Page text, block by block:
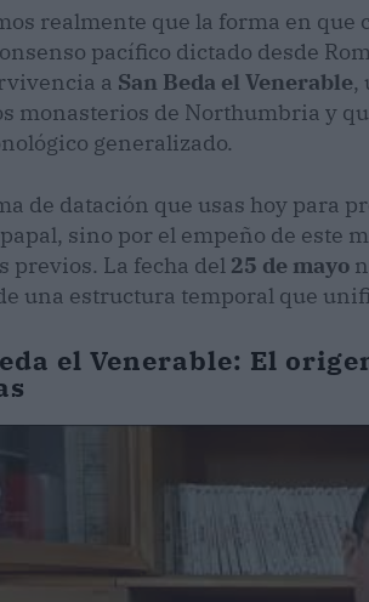
realmente que la forma en
pacífico dictado desde
a San Beda el Venerable,
monasterios de Northumbria y
generalizado.
de datación que usas hoy para
sino por el empeño de este
previos. La fecha del 25 de mayo
una estructura temporal que
el Venerable: El